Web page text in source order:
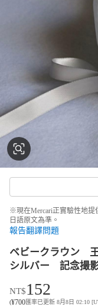
※現在Mercari正實驗性地提
日語原文為準。
報告翻譯問題
ベビークラウ
シルバー 記念撮
NT$152
(¥700匯率已更新 8月8日 02:10